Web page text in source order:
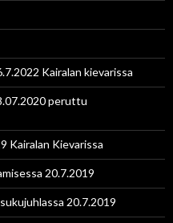
Kairalan kievarissa
peruttu
Kairalan Kievarissa
20.7.2019
20.7.2019